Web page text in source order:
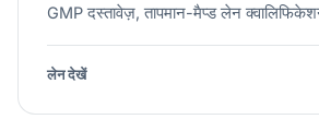
GMP दस्तावेज़, तापमान-मैप्ड लेन
लेन देखें